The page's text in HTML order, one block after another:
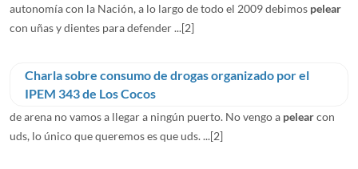
autonomía con la Nación, a lo largo de todo el 2009 debimos pelear
con uñas y dientes para defender ...[2]
Charla sobre consumo de drogas organizado por el
IPEM 343 de Los Cocos
de arena no vamos a llegar a ningún puerto. No vengo a pelearcon
uds, lo único que queremos es que uds. ...[2]